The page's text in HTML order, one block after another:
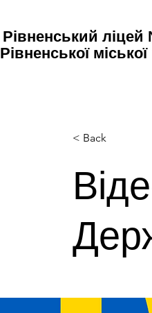
Рівненський
Рівненської
< Back